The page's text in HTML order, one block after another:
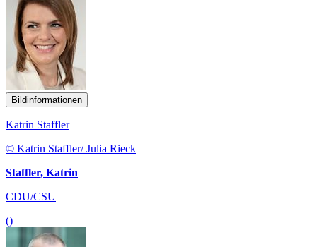
Bildinformationen
Katrin Staffler
© Katrin Staffler/ Julia Rieck
Staffler, Katrin
CDU/CSU
()